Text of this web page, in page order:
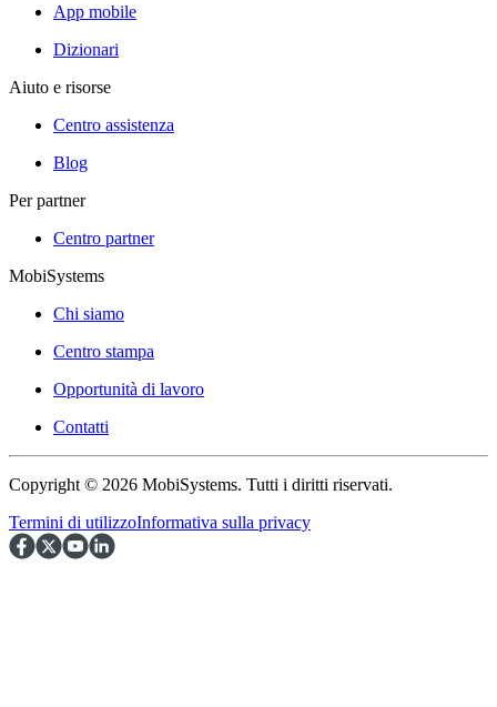
App mobile
Dizionari
Aiuto e risorse
Centro assistenza
Blog
Per partner
Centro partner
MobiSystems
Chi siamo
Centro stampa
Opportunità di lavoro
Contatti
Copyright © 2026 MobiSystems. Tutti i diritti riservati.
Termini di utilizzoInformativa sulla privacy